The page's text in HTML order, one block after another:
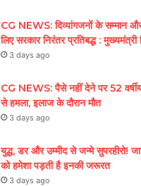
CG NEWS: दिव्यांगजनों के सम्मान
लिए सरकार निरंतर प्रतिबद्ध : मुख्यमंत्री
3 days ago
CG NEWS: पैसे नहीं देने पर 52
से हमला, इलाज के दौरान मौत
3 days ago
युद्ध, डर और उम्मीद से जन्मे सुपरहीरो!
को हमेशा पड़ती है इनकी जरूरत
3 days ago